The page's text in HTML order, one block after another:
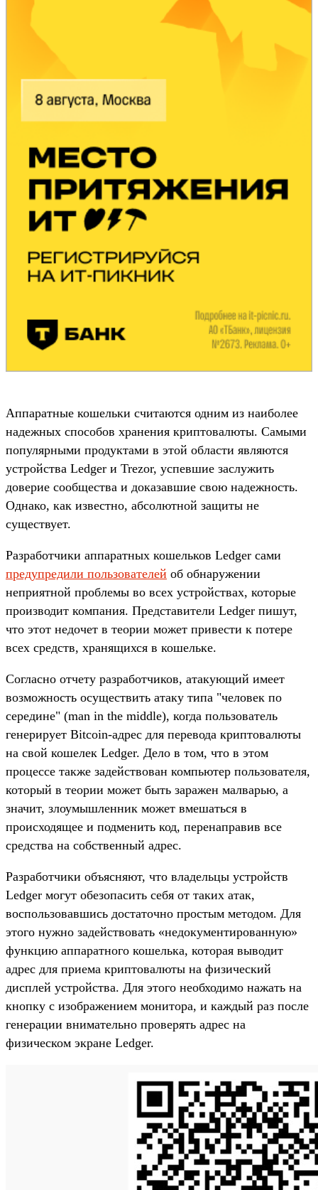
Аппаратные кошельки считаются одним из наиболее
надежных способов хранения криптовалюты. Самыми
популярными продуктами в этой области являются
устройства Ledger и Trezor, успевшие заслужить
доверие сообщества и доказавшие свою надежность.
Однако, как известно, абсолютной защиты не
существует.
Разработчики аппаратных кошельков Ledger сами
предупредили пользователей об обнаружении
неприятной проблемы во всех устройствах, которые
производит компания. Представители Ledger пишут,
что этот недочет в теории может привести к потере
всех средств, хранящихся в кошельке.
Согласно отчету разработчиков, атакующий имеет
возможность осуществить атаку типа "человек по
середине" (man in the middle), когда пользователь
генерирует Bitcoin-адрес для перевода криптовалюты
на свой кошелек Ledger. Дело в том, что в этом
процессе также задействован компьютер пользователя,
который в теории может быть заражен малварью, а
значит, злоумышленник может вмешаться в
происходящее и подменить код, перенаправив все
средства на собственный адрес.
Разработчики объясняют, что владельцы устройств
Ledger могут обезопасить себя от таких атак,
воспользовавшись достаточно простым методом. Для
этого нужно задействовать «недокументированную»
функцию аппаратного кошелька, которая выводит
адрес для приема криптовалюты на физический
дисплей устройства. Для этого необходимо нажать на
кнопку с изображением монитора, и каждый раз после
генерации внимательно проверять адрес на
физическом экране Ledger.